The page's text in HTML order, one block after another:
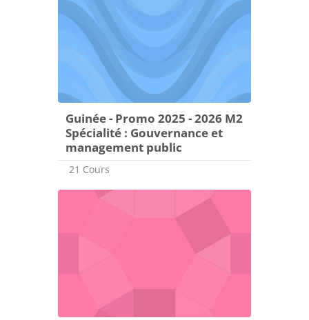
Guinée - Promo 2025 - 2026 M2
Spécialité : Gouvernance et
management public
21 Cours